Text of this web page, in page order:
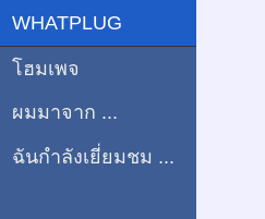
WHATPLUG
โฮมเพจ
ผมมาจาก ...
ฉันกำลังเยี่ยมชม ...